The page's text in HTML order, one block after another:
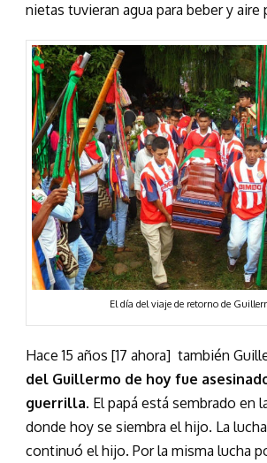
nietas tuvieran agua para beber y aire
El día del viaje de retorno de
Hace 15 años [17 ahora] también
del Guillermo de hoy fue
guerrilla. El papá está sembrado en
donde hoy se siembra el hijo. La
continuó el hijo. Por la misma lucha